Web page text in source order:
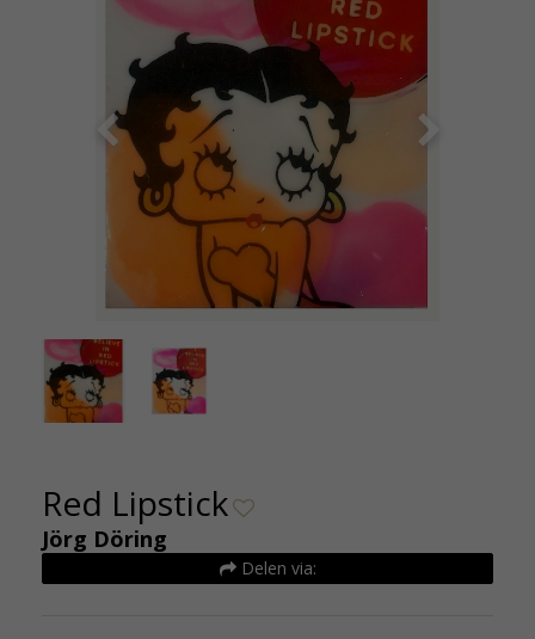
Red Lipstick
Jörg Döring
Delen via: